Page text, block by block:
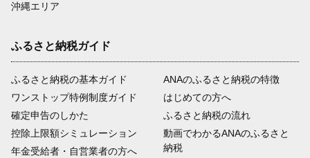
沖縄エリア
ふるさと納税ガイド
ふるさと納税の基本ガイド
ワンストップ特例制度ガイド
確定申告のしかた
控除上限額シミュレーション
年金受給者・自営業者の方へ
ANAのふるさと納税の特徴
はじめての方へ
ふるさと納税の流れ
動画でわかるANAのふるさと
納税